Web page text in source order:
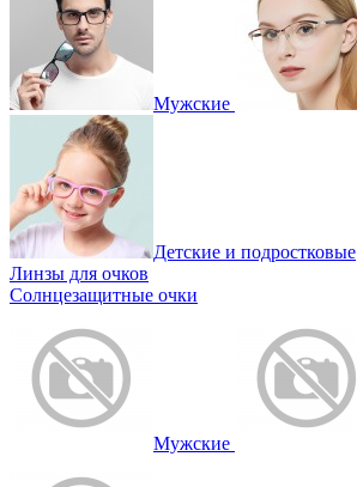
Мужские
Детские и подростковые
Линзы для очков
Солнцезащитные очки
Мужские